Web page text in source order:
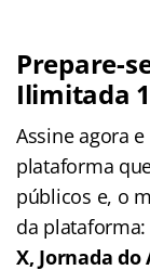
Prepare-
Ilimitada
Assine agora e
plataforma
públicos e, o
da plataforma:
X, Jornada